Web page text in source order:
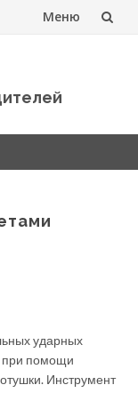
Меню
ударных
при помощи
Инструмент